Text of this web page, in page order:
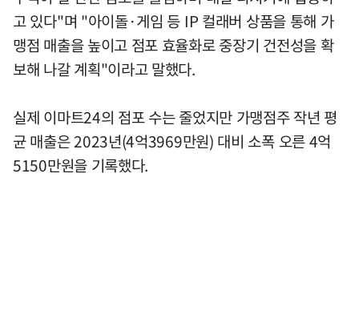
고 있다"며 "아이돌·게임 등 IP 컬래버 상품을 통해 가
맹점 매출을 높이고 점포 효율화로 중장기 건전성을 확
보해 나갈 계획"이라고 말했다.
실제 이마트24의 점포 수는 줄었지만 가맹점주 작년 평
균 매출은 2023년(4억3969만원) 대비 소폭 오른 4억
5150만원을 기록했다.